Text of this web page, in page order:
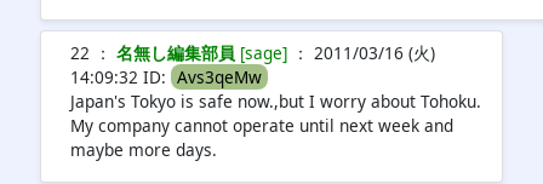
22 ： 名無し編集部員 [sage] ： 2011/03/16 (火)
14:09:32 ID: Avs3qeMw
Japan's Tokyo is safe now.,but I worry about Tohoku.
My company cannot operate until next week and
maybe more days.